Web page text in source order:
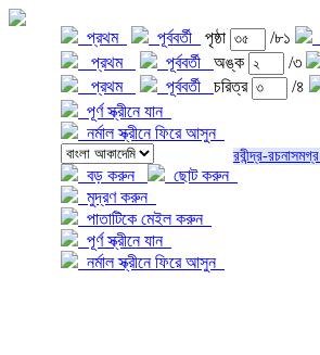
প্রথম পূর্ববর্তী পৃষ্ঠা /৮১
প্রথম
পূর্ববর্তী অঙ্ক /৩
প্রথম
পূর্ববর্তী চরিত্র /৪
পূর্ণ স্ক্রীনে যান
নর্মাল স্ক্রীনে ফিরে আসুন
বড় করুন
ছোট করুন
মুদ্রণ করুন
পাতাটিকে মেইল করুন
পূর্ণ স্ক্রীনে যান
নর্মাল স্ক্রীনে ফিরে আসুন
রবীন্দ্র-রচনাসমগ্র